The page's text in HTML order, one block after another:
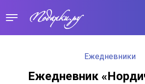
Ежедневники
Ежедневник